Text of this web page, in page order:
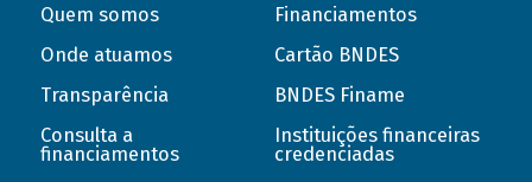
Quem somos
Onde atuamos
Transparência
Consulta a
financiamentos
Financiamentos
Cartão BNDES
BNDES Finame
Instituições financeiras
credenciadas